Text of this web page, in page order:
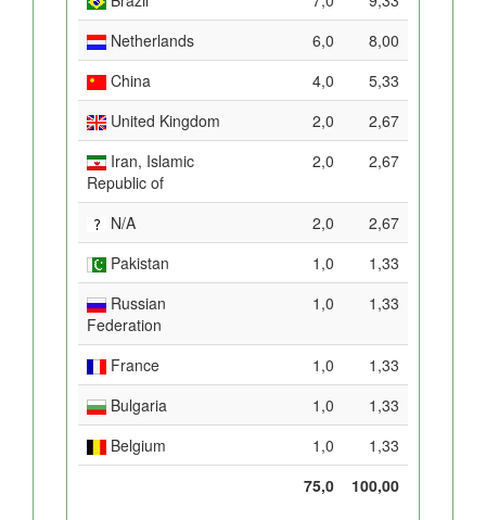
Netherlands
6,0
8,00
China
4,0
5,33
United Kingdom
2,0
2,67
Iran, Islamic
Republic of
2,0 2,67
N/A 2,0
2,67
Pakistan
1,0
1,33
Russian
Federation
1,0 1,33
France 1,0
1,33
Bulgaria
1,0
1,33
Belgium
1,0
1,33
75,0
100,00